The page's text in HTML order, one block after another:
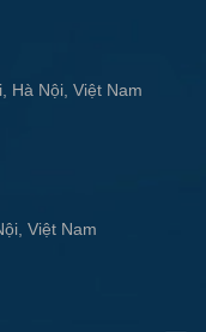
Hà Nội, Việt Nam
Việt Nam